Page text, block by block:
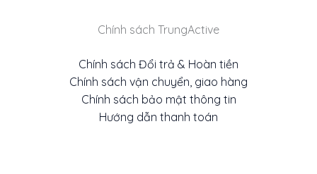
Chính sách TrungActive
Chính sách Đổi trả & Hoàn tiền
Chính sách vận chuyển, giao hàng
Chính sách bảo mật thông tin
Hướng dẫn thanh toán